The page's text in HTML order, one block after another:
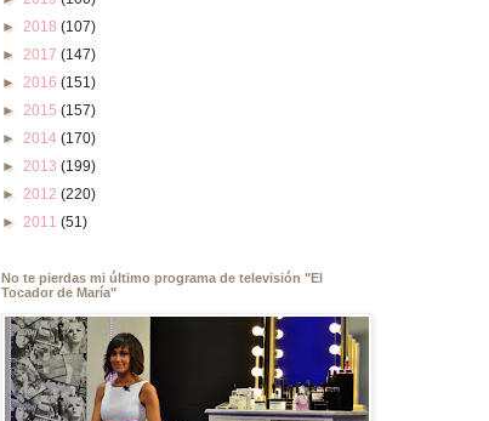
► 2018 (107)
► 2017 (147)
► 2016 (151)
► 2015 (157)
► 2014 (170)
► 2013 (199)
► 2012 (220)
► 2011 (51)
No te pierdas mi último programa de televisión "El
Tocador de María"